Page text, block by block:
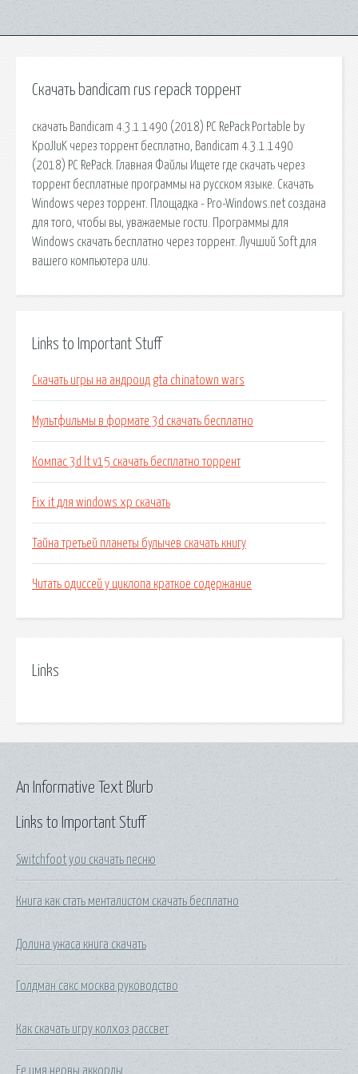
Скачать bandicam rus repack торрент
скачать Bandicam 4.3.1.1490 (2018) РС RePack Portable by
KpoJIuK через торрент бесплатно, Bandicam 4.3.1.1490
(2018) РС RePack. Главная Файлы Ищете где скачать через
торрент бесплатные программы на русском языке. Скачать
Windows через торрент. Площадка - Pro-Windows.net создана
для того, чтобы вы, уважаемые гости. Программы для
Windows скачать бесплатно через торрент. Лучший Soft для
вашего компьютера или.
Links to Important Stuff
Скачать игры на андроид gta chinatown wars
Мультфильмы в формате 3d скачать бесплатно
Компас 3d lt v15 скачать бесплатно торрент
Fix it для windows xp скачать
Тайна третьей планеты булычев скачать книгу
Читать одиссей у циклопа краткое содержание
Links
Links to Important Stuff
Switchfoot you скачать песню
Книга как стать менталистом скачать бесплатно
Долина ужаса книга скачать
Голдман сакс москва руководство
Как скачать игру колхоз рассвет
Ее имя нервы аккорды
An Informative Text Blurb